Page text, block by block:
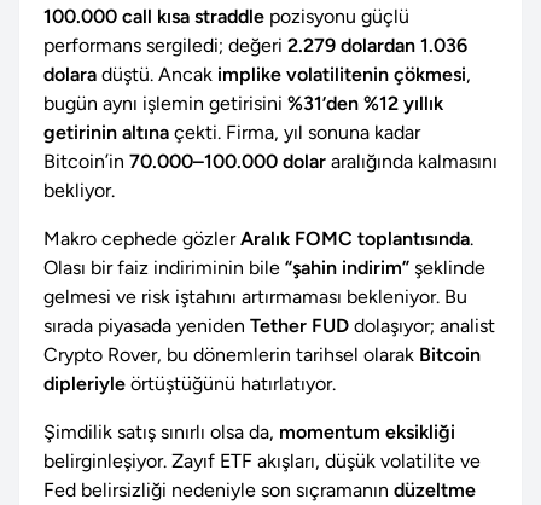
100.000 call kısa straddle pozisyonu güçlü
performans sergiledi; değeri 2.279 dolardan 1.036
dolara düştü. Ancak implike volatilitenin çökmesi,
bugün aynı işlemin getirisini %31’den %12 yıllık
getirinin altına çekti. Firma, yıl sonuna kadar
Bitcoin’in 70.000–100.000 dolar aralığında kalmasını
bekliyor.
Makro cephede gözlerAralık FOMC toplantısında.
Olası bir faiz indiriminin bile “şahin indirim” şeklinde
gelmesi ve risk iştahını artırmaması bekleniyor. Bu
sırada piyasada yeniden Tether FUD dolaşıyor; analist
Crypto Rover, bu dönemlerin tarihsel olarak Bitcoin
dipleriyle örtüştüğünü hatırlatıyor.
Şimdilik satış sınırlı olsa da, momentum eksikliği
belirginleşiyor. Zayıf ETF akışları, düşük volatilite ve
Fed belirsizliği nedeniyle son sıçramanın düzeltme